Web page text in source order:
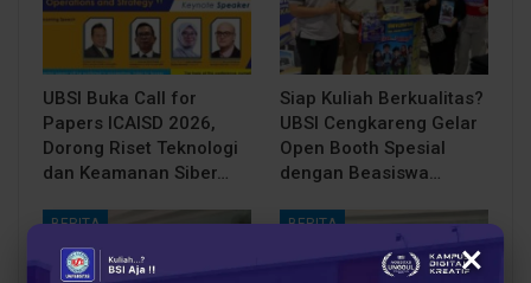
UBSI Buka Call for
Papers ICAISD 2026,
Dorong Riset Teknologi
dan Keamanan Siber…
Siap Kuliah Berkualitas?
UBSI Cengkareng Gelar
Open Booth Spesial
dengan Beasiswa…
BERITA BERITA
×